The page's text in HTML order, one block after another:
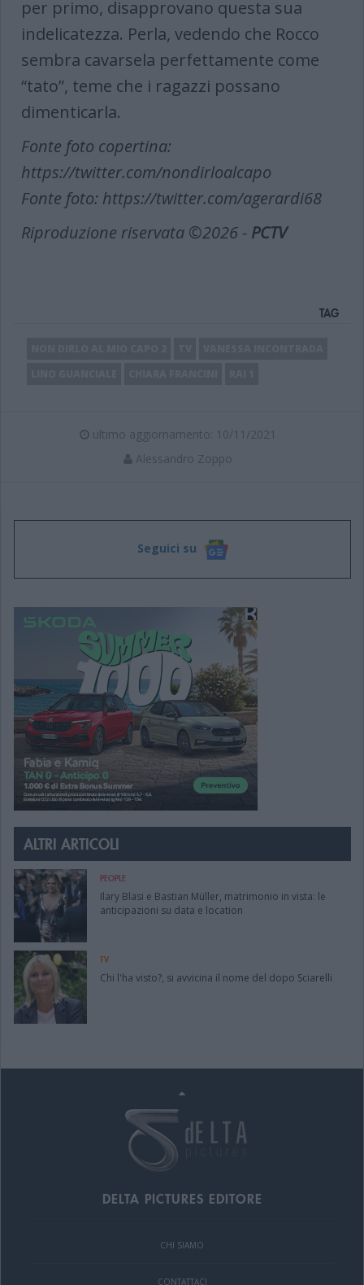
per primo, disapprovano questa sua
indelicatezza. Perla, vedendo che Rocco
sembra cavarsela perfettamente come
“tato”, teme che i ragazzi possano
dimenticarla.
Fonte foto copertina:
https://twitter.com/nondirloalcapo
Fonte foto: https://twitter.com/agerardi68
Riproduzione riservata ©2026 - PCTV
TAG
ultimo aggiornamento: 10/11/2021
Alessandro Zoppo
Seguici su
ALTRI ARTICOLI
PEOPLE
Ilary Blasi e Bastian Müller, matrimonio in vista: le
anticipazioni su data e location
TV
Chi l'ha visto?, si avvicina il nome del dopo Sciarelli
DELTA PICTURES EDITORE
CHI SIAMO
CONTATTACI